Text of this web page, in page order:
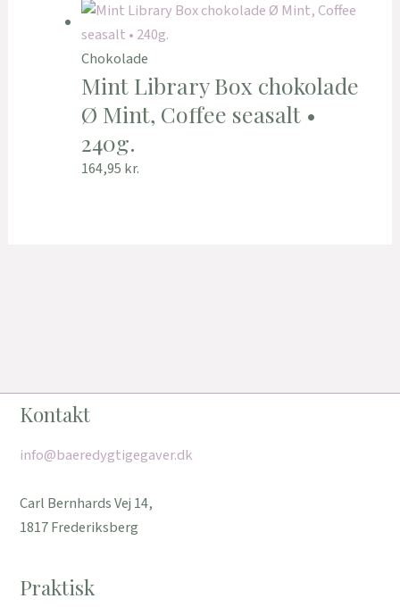
Chokolade
Mint Library Box chokolade
Ø Mint, Coffee seasalt •
240g.
164,95 kr.
Kontakt
info@baeredygtigegaver.dk
Carl Bernhards Vej 14,
1817 Frederiksberg
Praktisk